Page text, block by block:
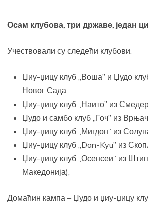
Осам клубова, три државе, један
Учествовали су следећи клубови:
Џиу-џицу клуб „Воша” и Џудо
Новог Сада,
Џиу-џицу клуб „Наито” из
Џудо и самбо клуб „Гоч” из
Џиу-џицу клуб „Мигдон” из
Џиу-џицу клуб „Dan-Kyu” из
Џиу-џицу клуб „Осенсеи” из
Македонија),
Домаћин кампа – Џудо и џиу-џицу